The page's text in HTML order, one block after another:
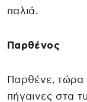
παλιά.
Παρθένος
Παρθένε, τώρα
πήγαινες στα